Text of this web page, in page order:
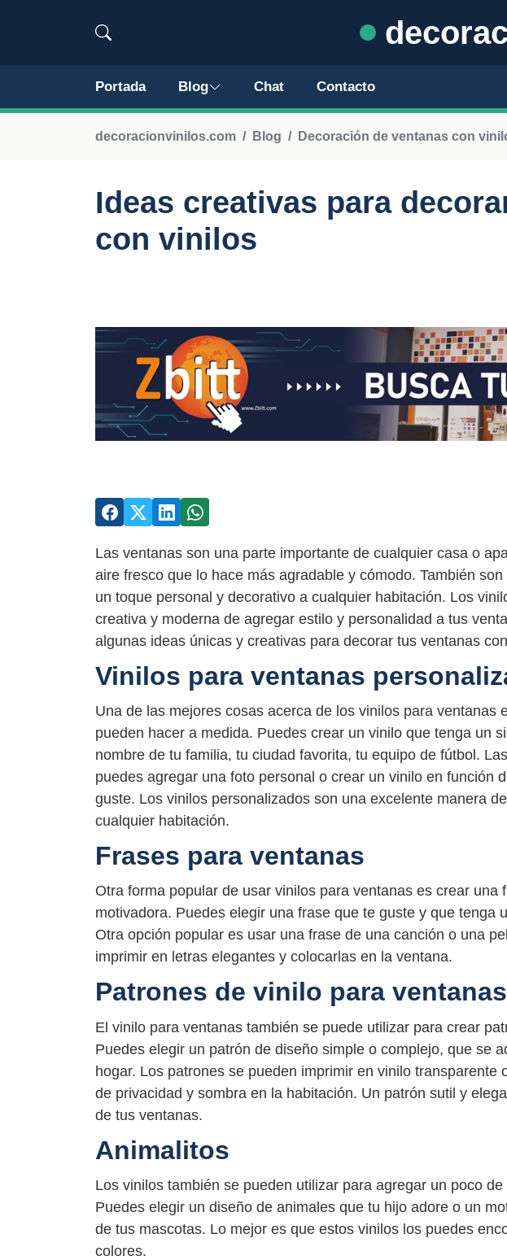
Portada Blog Chat Contacto
decoracionvinilos.com Blog Decoración de ventanas con
Ideas creativas para
con vinilos
Las ventanas son una parte importante de cualquier casa o
aire fresco que lo hace más agradable y cómodo. También
un toque personal y decorativo a cualquier habitación. Los
creativa y moderna de agregar estilo y personalidad a tus
algunas ideas únicas y creativas para decorar tus ventanas
Vinilos para ventanas
Una de las mejores cosas acerca de los vinilos para ventanas
pueden hacer a medida. Puedes crear un vinilo que tenga un
nombre de tu familia, tu ciudad favorita, tu equipo de fútbol.
puedes agregar una foto personal o crear un vinilo en función
guste. Los vinilos personalizados son una excelente manera
cualquier habitación.
Frases para ventanas
Otra forma popular de usar vinilos para ventanas es crear una
motivadora. Puedes elegir una frase que te guste y que tenga
Otra opción popular es usar una frase de una canción o una
imprimir en letras elegantes y colocarlas en la ventana.
Patrones de vinilo para ventanas
El vinilo para ventanas también se puede utilizar para crear
Puedes elegir un patrón de diseño simple o complejo, que se
hogar. Los patrones se pueden imprimir en vinilo transparente
de privacidad y sombra en la habitación. Un patrón sutil y
de tus ventanas.
Animalitos
Los vinilos también se pueden utilizar para agregar un poco
Puedes elegir un diseño de animales que tu hijo adore o un
de tus mascotas. Lo mejor es que estos vinilos los puedes
colores.